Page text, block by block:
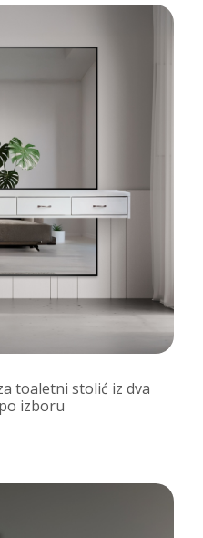
toaletni stolić iz dva
izboru